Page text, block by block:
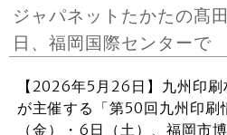
ジャパネットたかたの
日、福岡国際センターで
【2026年5月26日】九州印
が主催する「第50回九州印刷
（金）・6日（土）、福岡市